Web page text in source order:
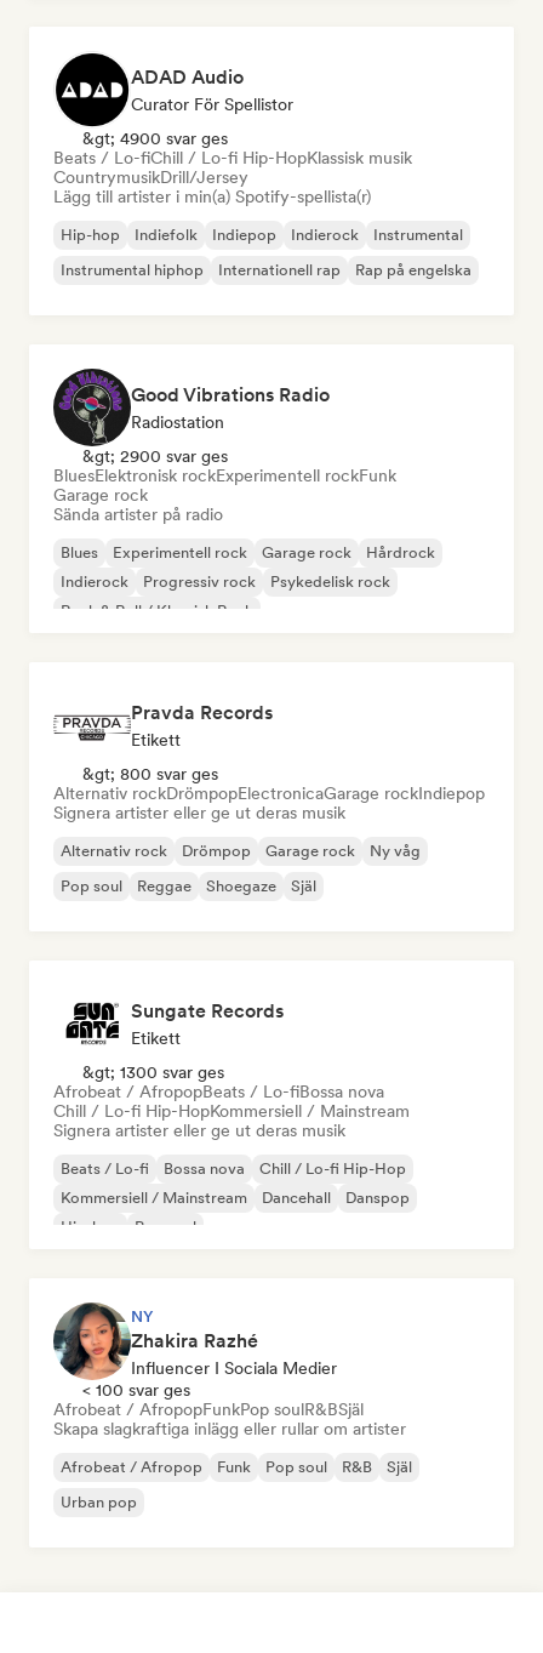
ADAD Audio
Curator För Spellistor
&gt; 4900 svar ges
Beats / Lo-fiChill / Lo-fi Hip-HopKlassisk musik
CountrymusikDrill/Jersey
Lägg till artister i min(a) Spotify-spellista(r)
Hip-hop Indiefolk Indiepop Indierock
Instrumental
Instrumental hiphop
Internationell rap Rap på engelska
Good Vibrations Radio
Radiostation
&gt; 2900 svar ges
BluesElektronisk rockExperimentell rockFunk
Garage rock
Sända artister på radio
Blues Experimentell rock Garage rock
Hårdrock
Indierock
Progressiv rock
Psykedelisk rock
Rock & Roll / Klassisk Rock
Pravda Records
Etikett
&gt; 800 svar ges
Alternativ rockDrömpopElectronicaGarage rockIndiepop
Signera artister eller ge ut deras musik
Alternativ rock Drömpop Garage rock
Ny våg
Pop soul
Reggae Shoegaze Själ
Sungate Records
Etikett
&gt; 1300 svar ges
Afrobeat / AfropopBeats / Lo-fiBossa nova
Chill / Lo-fi Hip-HopKommersiell / Mainstream
Signera artister eller ge ut deras musik
Beats / Lo-fi Bossa nova
Chill / Lo-fi Hip-Hop
Kommersiell / Mainstream
Dancehall
Danspop
Hip-hop
Pop soul
NY
Zhakira Razhé
Influencer I Sociala Medier
< 100 svar ges
Afrobeat / AfropopFunkPop soulR&BSjäl
Skapa slagkraftiga inlägg eller rullar om artister
Afrobeat / Afropop Funk Pop soul R&B
Själ
Urban pop